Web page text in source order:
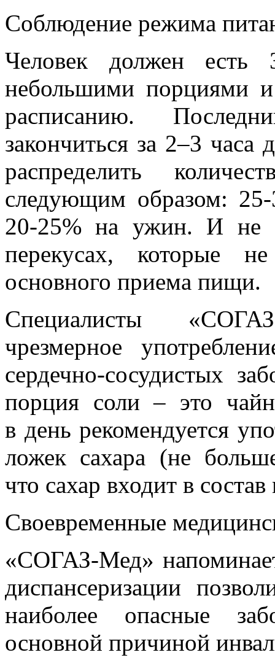
Соблюдение режима
Человек должен есть
небольшими порциями
расписанию.
закончиться за 2–3
распределить
следующим образом:
20-25% на ужин. И не
перекусах, которые
основного приема пищи.
Специалисты
чрезмерное
сердечно-сосудистых
порция соли – это
в день рекомендуется
ложек сахара (не
что сахар входит в
Своевременные
«СОГАЗ-Мед»
диспансеризации
наиболее опасные
основной причиной